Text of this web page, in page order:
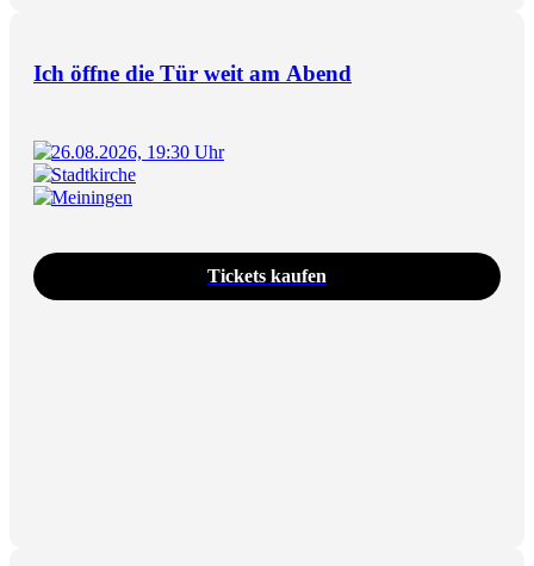
Ich öffne die Tür weit am Abend
26.08.2026, 19:30 Uhr
Stadtkirche
Meiningen
Tickets kaufen